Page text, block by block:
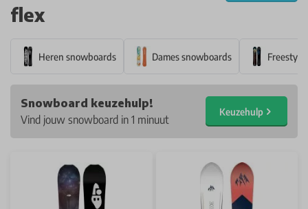
flex
Heren snowboards Dames snowboards Freestyle
Snowboard keuzehulp!
Vind jouw snowboard in 1 minuut
Keuzehulp